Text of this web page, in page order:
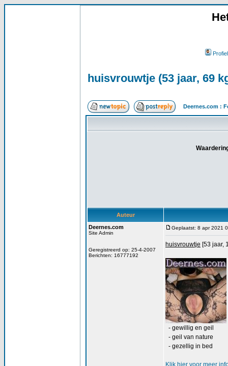
Profiel
huisvrouwtje (53 jaar, 69
Deernes.com :
Auteur
Deernes.com
Site Admin
Geregistreerd op: 25-4-2007
Berichten: 16777192
Geplaatst: 8 apr 2021
huisvrouwtje [53 jaar,
- gewillig en geil
- geil van nature
- gezellig in bed
Klik hier voor meer